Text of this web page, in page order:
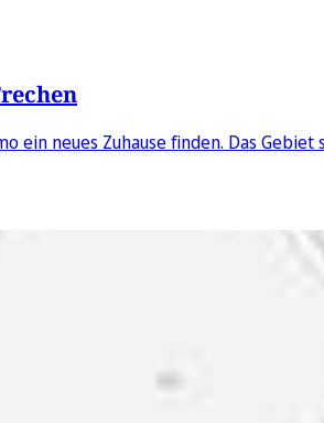
ein neues Zuhause finden. Das